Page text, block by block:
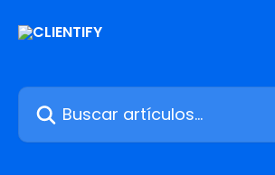
Buscar artículos...